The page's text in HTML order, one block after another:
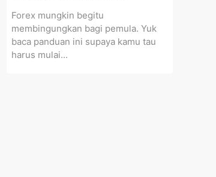
Forex mungkin begitu
membingungkan bagi pemula. Yuk
baca panduan ini supaya kamu tau
harus mulai...